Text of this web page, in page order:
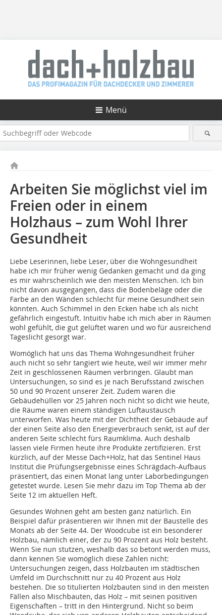
Menü
Arbeiten Sie möglichst viel im
Freien oder in einem
Holzhaus – zum Wohl Ihrer
Gesundheit
Liebe Leserinnen, liebe Leser, über die Wohngesundheit
habe ich mir früher wenig Gedanken gemacht und da ging
es mir wahrscheinlich wie den meisten Menschen. Ich bin
nicht davon ausgegangen, dass die Bodenbeläge oder die
Farbe an den Wänden schlecht für meine Gesundheit sein
könnten. Auch Schimmel in den Ecken habe ich als nicht
gefährlich eingestuft. Intuitiv habe ich mich aber in Räumen
wohl gefühlt, die gut gelüftet waren und wo für ausreichend
Tageslicht gesorgt war.
Womöglich hat uns das Thema Wohngesundheit früher
auch nicht so sehr tangiert wie heute, weil wir immer mehr
Zeit in geschlossenen Räumen verbringen. Glaubt man
Untersuchungen, so sind es je nach Berufsstand zwischen
50 und 90 Prozent unserer Zeit. Zudem waren die
Gebäudehüllen vor 25 Jahren noch nicht so dicht wie heute,
die Räume waren einem ständigen Luftaustausch
unterworfen. Was heute mit der Dichtheit der Gebäude auf
der einen Seite also den Energieverbrauch senkt, ist auf der
anderen Seite schlecht fürs Raumklima. Auch deshalb
lassen viele Firmen heute ihre Produkte zertifizieren. Erst
kürzlich, auf der Messe Dach+Holz, hat das Sentinel Haus
Institut die Prüfungsergebnisse eines Schrägdach-Aufbaus
präsentiert, das einen Monat lang unter Laborbedingungen
getestet wurde. Lesen Sie mehr dazu im Top Thema ab der
Seite 12 im aktuellen Heft.
Gesundes Wohnen geht am besten ganz natürlich. Ein
Beispiel dafür präsentieren wir Ihnen mit der Baustelle des
Monats ab der Seite 44. Der Woodcube ist ein besonderer
Holzbau, nämlich einer, der zu 90 Prozent aus Holz besteht.
Wenn Sie nun stutzen, weshalb das so betont werden muss,
dann kennen Sie womöglich diese Zahlen nicht:
Untersuchungen zeigen, dass Holzbauten im städtischen
Umfeld im Durchschnitt nur zu 40 Prozent aus Holz
bestehen. Die so titulierten Holzbauten sind in den meisten
Fällen also Mischbauten, das Holz – mit seinen positiven
Eigenschaften – tritt in den Hintergrund. Nicht so beim